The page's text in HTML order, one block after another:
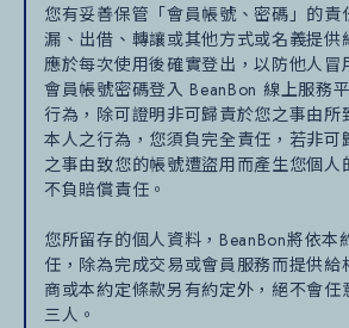
您有妥善保管「會員帳號、密碼」的責
漏、出借、轉讓或其他方式或名義提供
應於每次使用後確實登出，以防他人冒
會員帳號密碼登入 BeanBon 線上服務
行為，除可證明非可歸責於您之事由所
本人之行為，您須負完全責任，若非可
之事由致您的帳號遭盜用而產生您個人
不負賠償責任。
您所留存的個人資料，BeanBon將依本
任，除為完成交易或會員服務而提供給
商或本約定條款另有約定外，絕不會任
三人。